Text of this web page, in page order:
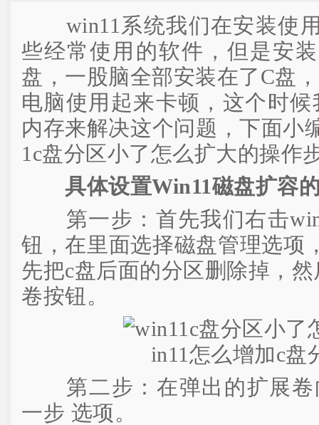
win11系统我们在安装使用
些经常使用的软件，但是安
盘，一股脑全部安装在了C盘
电脑使用起来卡顿，这个时
内存来解决这个问题，下面小
1c盘分区小了怎么扩大的操作
具体设置Win11磁盘扩容
第一步：首先我们右击
钮，在里面选择磁盘管理选项
先把c盘后面的分区删除掉，
卷按钮。
第二步：在弹出的扩展卷
一步 选项。